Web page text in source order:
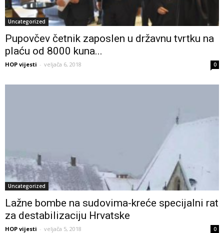
Uncategorized
Pupovčev četnik zaposlen u državnu tvrtku na
plaću od 8000 kuna...
HOP vijesti - veljača 6, 2018 0
Uncategorized
Lažne bombe na sudovima-kreće specijalni rat
za destabilizaciju Hrvatske
HOP vijesti - veljača 5, 2018 0